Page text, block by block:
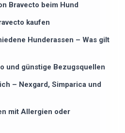
Bravecto beim Hund
kaufen
Hunderassen – Was gilt
und günstige Bezugsquellen
– Nexgard, Simparica und
mit Allergien oder